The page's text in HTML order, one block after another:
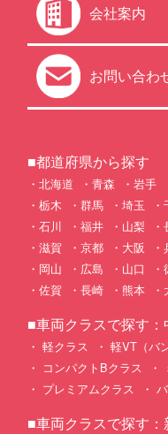
会社案内
お問い合わ
■都道府県から探す
北海道 青森 岩手
栃木
群馬 埼玉
石川
福井 山梨
滋賀
京都 大阪
岡山
広島 山口
佐賀
長崎 熊本
■車両クラスで探す：
軽クラス 軽VT（バ
コンパクトBクラス
プレミアムクラス
■車両クラスで探す：